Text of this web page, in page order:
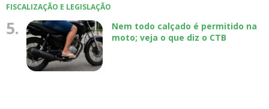
FISCALIZAÇÃO E LEGISLAÇÃO
5.
Nem todo calçado é permitido na
moto; veja o que diz o CTB